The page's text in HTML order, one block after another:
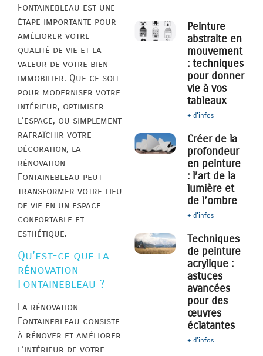
Fontainebleau est une
étape importante pour
améliorer votre
qualité de vie et la
valeur de votre bien
immobilier. Que ce soit
pour moderniser votre
intérieur, optimiser
l’espace, ou simplement
rafraîchir votre
décoration, la
rénovation
Fontainebleau peut
transformer votre lieu
de vie en un espace
confortable et
esthétique.
Qu’est-ce que la
rénovation
Fontainebleau ?
La rénovation
Fontainebleau consiste
à rénover et améliorer
l’intérieur de votre
Peinture
abstraite en
mouvement
: techniques
pour donner
vie à vos
tableaux
+ d'infos
Créer de la
profondeur
en peinture
: l’art de la
lumière et
de l’ombre
+ d'infos
Techniques
de peinture
acrylique :
astuces
avancées
pour des
œuvres
éclatantes
+ d'infos